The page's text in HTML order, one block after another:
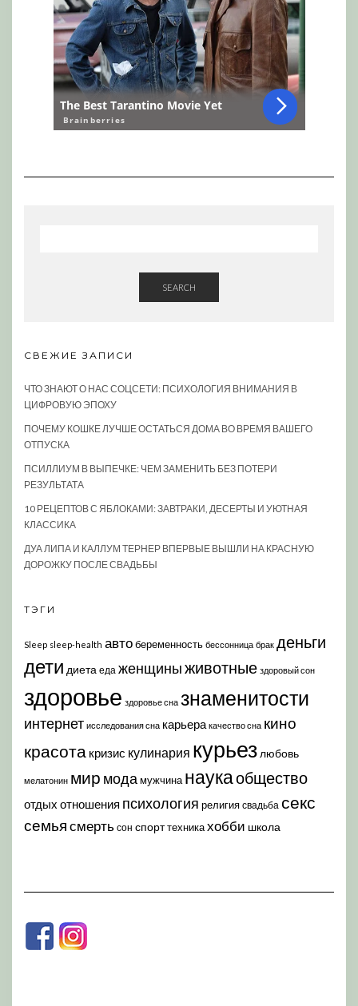
SEARCH
СВЕЖИЕ ЗАПИСИ
ЧТО ЗНАЮТ О НАС СОЦСЕТИ: ПСИХОЛОГИЯ ВНИМАНИЯ В
ЦИФРОВУЮ ЭПОХУ
ПОЧЕМУ КОШКЕ ЛУЧШЕ ОСТАТЬСЯ ДОМА ВО ВРЕМЯ ВАШЕГО
ОТПУСКА
ПСИЛЛИУМ В ВЫПЕЧКЕ: ЧЕМ ЗАМЕНИТЬ БЕЗ ПОТЕРИ
РЕЗУЛЬТАТА
10 РЕЦЕПТОВ С ЯБЛОКАМИ: ЗАВТРАКИ, ДЕСЕРТЫ И УЮТНАЯ
КЛАССИКА
ДУА ЛИПА И КАЛЛУМ ТЕРНЕР ВПЕРВЫЕ ВЫШЛИ НА КРАСНУЮ
ДОРОЖКУ ПОСЛЕ СВАДЬБЫ
ТЭГИ
Sleep sleep-health автобеременность бессонница брак деньги
дети диета еда женщиныживотные здоровый сон
здоровье здоровье сна знаменитости
интернет исследования сна карьера качество сна кино
красота кризис кулинария курьез любовь
мелатонин мир модамужчина наукаобщество
отдых отношения психология религия свадьба секс
семья смерть сон спорттехникахобби школа